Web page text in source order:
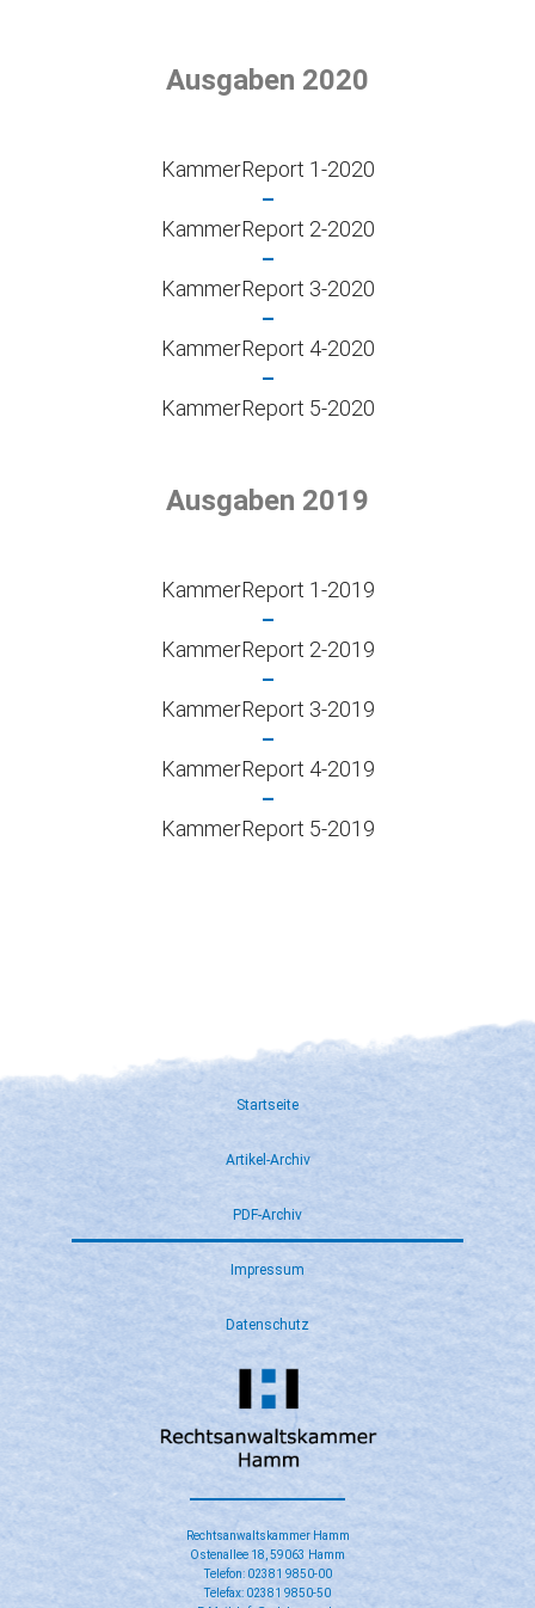
Ausgaben 2020
KammerReport 1-2020
–
KammerReport 2-2020
–
KammerReport 3-2020
–
KammerReport 4-2020
–
KammerReport 5-2020
Ausgaben 2019
KammerReport 1-2019
–
KammerReport 2-2019
–
KammerReport 3-2019
–
KammerReport 4-2019
–
KammerReport 5-2019
Startseite
Artikel-Archiv
PDF-Archiv
Impressum
Datenschutz
Rechtsanwaltskammer Hamm
Ostenallee 18, 59063 Hamm
Telefon: 02381 9850-00
Telefax: 02381 9850-50